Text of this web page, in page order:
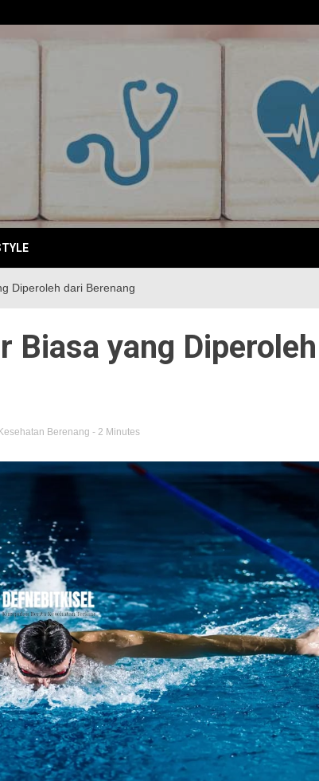
Diperoleh dari Berenang
Biasa yang Diperoleh
Berenang - 2 Minutes